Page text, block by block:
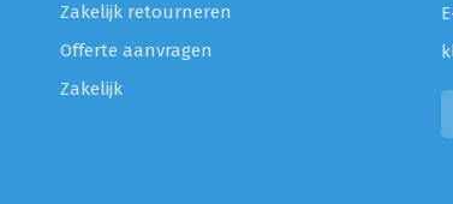
Zakelijk retourneren
Offerte aanvragen
Zakelijk